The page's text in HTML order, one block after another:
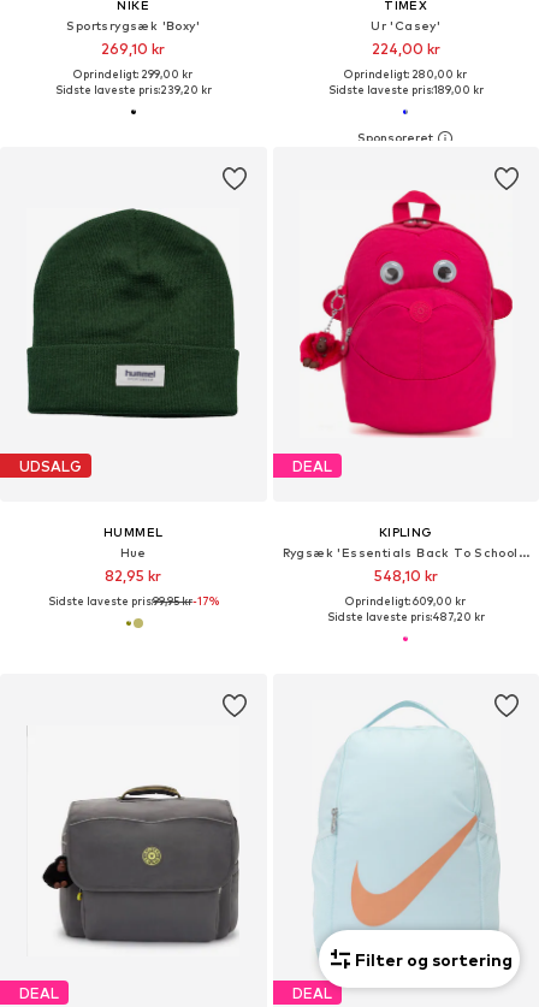
NIKE
Sportsrygsæk 'Boxy'
269,10 kr
Oprindeligt: 299,00 kr
Sidste laveste pris:239,20 kr
TIMEX
Ur 'Casey'
224,00 kr
Oprindeligt: 280,00 kr
Sidste laveste pris:189,00 kr
UDSALG
HUMMEL
Hue
82,95 kr
Sidste laveste pris:99,95 kr-17%
DEAL
KIPLING
Rygsæk 'Essentials Back To School Faster'
548,10 kr
Oprindeligt: 609,00 kr
Sidste laveste pris:487,20 kr
DEAL DEAL
Filter og sortering